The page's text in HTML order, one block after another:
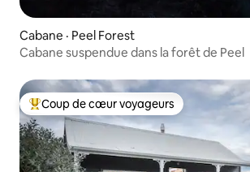
Cabane · Peel Forest
Cabane suspendue dans la forêt de Peel
Coup de cœur voyageurs parmi les plus
Coup de cœur voyageurs